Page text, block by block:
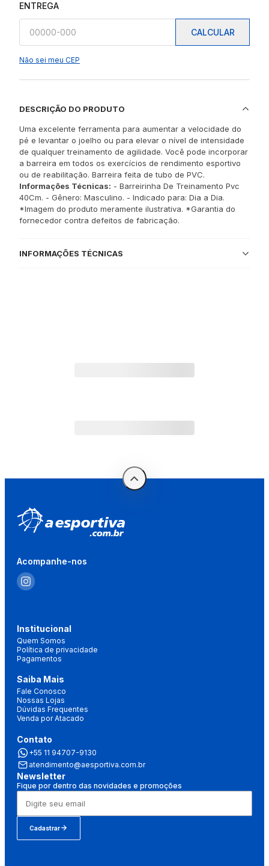
ENTREGA
CALCULAR
Não sei meu CEP
DESCRIÇÃO DO PRODUTO
Uma excelente ferramenta para aumentar a velocidade do
pé e levantar o joelho ou para elevar o nível de intensidade
de qualquer treinamento de agilidade. Você pode incorporar
a barreira em todos os exercícios de rendimento esportivo
ou de reabilitação. Barreira feita de tubo de PVC.
Informações Técnicas: - Barreirinha De Treinamento Pvc
40Cm. - Gênero: Masculino. - Indicado para: Dia a Dia.
*Imagem do produto meramente ilustrativa. *Garantia do
fornecedor contra defeitos de fabricação.
INFORMAÇÕES TÉCNICAS
Acompanhe-nos
Institucional
Quem Somos
Política de privacidade
Pagamentos
Saiba Mais
Fale Conosco
Nossas Lojas
Dúvidas Frequentes
Venda por Atacado
Contato
+55 11 94707-9130
atendimento@aesportiva.com.br
Newsletter
Fique por dentro das novidades e promoções
Cadastrar